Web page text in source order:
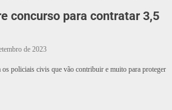
concurso para contratar 3,5
de 2023
os policiais civis que vão contribuir e muito para proteger